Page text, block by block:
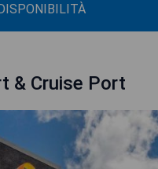
& Cruise Port